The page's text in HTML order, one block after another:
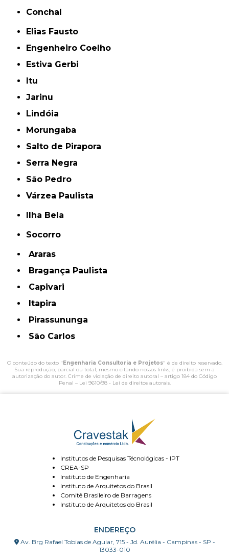
Conchal
Elias Fausto
Engenheiro Coelho
Estiva Gerbi
Itu
Jarinu
Lindóia
Morungaba
Salto de Pirapora
Serra Negra
São Pedro
Várzea Paulista
Ilha Bela
Socorro
Araras
Bragança Paulista
Capivari
Itapira
Pirassununga
São Carlos
O conteúdo do texto "Engenharia Consultoria e Projetos" é de direito reservado.
Sua reprodução, parcial ou total, mesmo citando nossos links, é proibida sem a
autorização do autor. Crime de violação de direito autoral – artigo 184 do Código
Penal – Lei 9610/98 - Lei de direitos autorais.
Institutos de Pesquisas Técnológicas - IPT
CREA-SP
Instituto de Engenharia
Instituto de Arquitetos do Brasil
Comitê Brasileiro de Barragens
Instituto de Arquitetos do Brasil
ENDEREÇO
Av. Brg Rafael Tobias de Aguiar, 715 - Jd. Aurélia - Campinas - SP -
13033-010